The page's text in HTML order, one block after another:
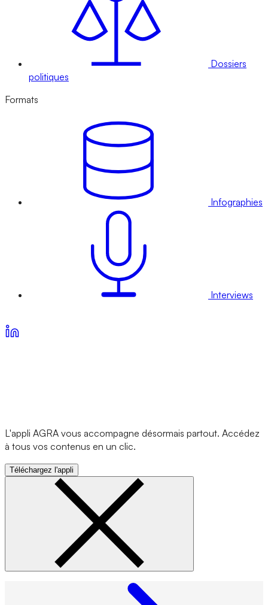
Dossiers
politiques
Formats
Infographies
Interviews
L'appli AGRA vous accompagne désormais partout. Accédez
à tous vos contenus en un clic.
Téléchargez l'appli